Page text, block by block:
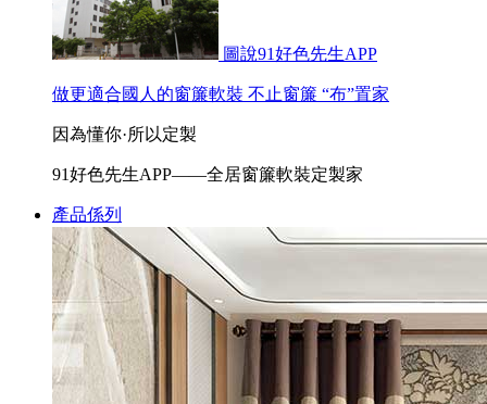
圖說91好色先生APP
做更適合國人的窗簾軟裝 不止窗簾 “布”置家
因為懂你·所以定製
91好色先生APP——全居窗簾軟裝定製家
產品係列